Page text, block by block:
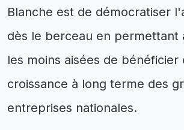
Blanche est de démocratiser
dès le berceau en permettant
les moins aisées de bénéficier
croissance à long terme des
entreprises nationales.